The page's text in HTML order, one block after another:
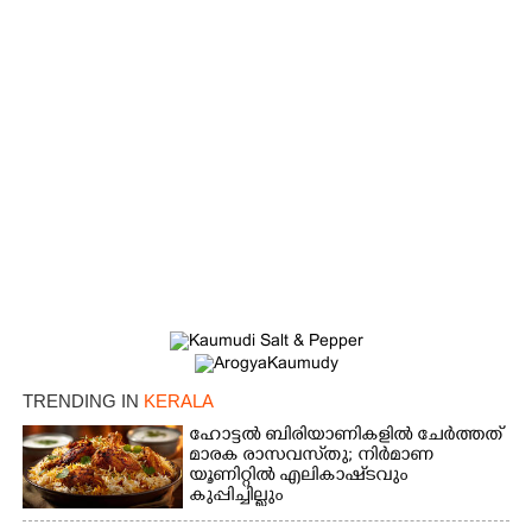
TRENDING IN KERALA
ഹോട്ടൽ ബിരിയാണികളിൽ ചേർത്തത്
മാരക രാസവസ്‌തു; നിർമാണ
യൂണിറ്റിൽ എലികാഷ്‌ടവും
കുപ്പിച്ചില്ലും
Share this link